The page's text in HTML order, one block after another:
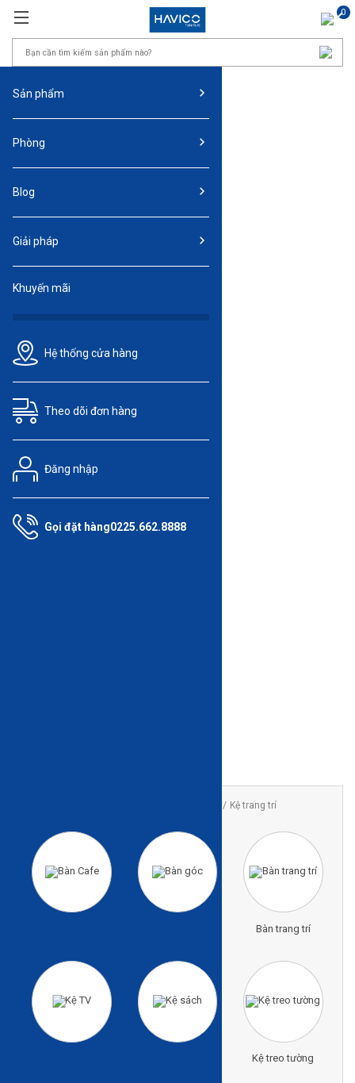
0
Sản phẩm
Phòng
Blog
Giải pháp
Khuyến mãi
Hệ thốngcửa hàng
Theo dõiđơn hàng
Đăng nhập
Gọi đặt hàng0225.662.8888
Kệ trang trí
Bàn trang trí
Kệ treo tường